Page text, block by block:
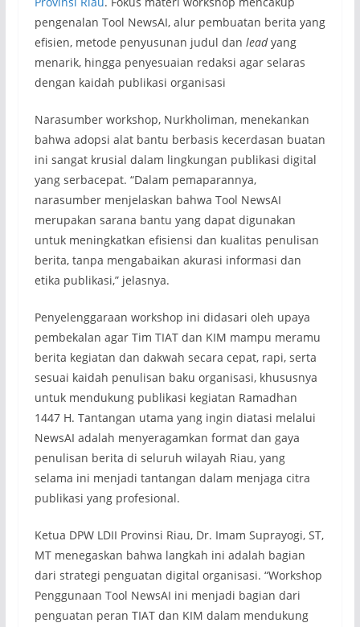
pengenalan Tool NewsAI, alur pembuatan berita yang
efisien, metode penyusunan judul dan leadyang
menarik, hingga penyesuaian redaksi agar selaras
dengan kaidah publikasi organisasi
Narasumber workshop, Nurkholiman, menekankan
bahwa adopsi alat bantu berbasis kecerdasan buatan
ini sangat krusial dalam lingkungan publikasi digital
yang serbacepat. “Dalam pemaparannya,
narasumber menjelaskan bahwa Tool NewsAI
merupakan sarana bantu yang dapat digunakan
untuk meningkatkan efisiensi dan kualitas penulisan
berita, tanpa mengabaikan akurasi informasi dan
etika publikasi,” jelasnya.
Penyelenggaraan workshop ini didasari oleh upaya
pembekalan agar Tim TIAT dan KIM mampu meramu
berita kegiatan dan dakwah secara cepat, rapi, serta
sesuai kaidah penulisan baku organisasi, khususnya
untuk mendukung publikasi kegiatan Ramadhan
1447 H. Tantangan utama yang ingin diatasi melalui
NewsAI adalah menyeragamkan format dan gaya
penulisan berita di seluruh wilayah Riau, yang
selama ini menjadi tantangan dalam menjaga citra
publikasi yang profesional.
Ketua DPW LDII Provinsi Riau, Dr. Imam Suprayogi, ST,
MT menegaskan bahwa langkah ini adalah bagian
dari strategi penguatan digital organisasi. “Workshop
Penggunaan Tool NewsAI ini menjadi bagian dari
penguatan peran TIAT dan KIM dalam mendukung